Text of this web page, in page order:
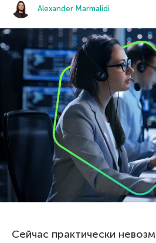
Alexander Marmalidi
Сейчас практически